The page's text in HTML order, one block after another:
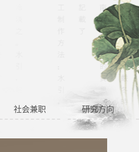
社会兼职 研究方向